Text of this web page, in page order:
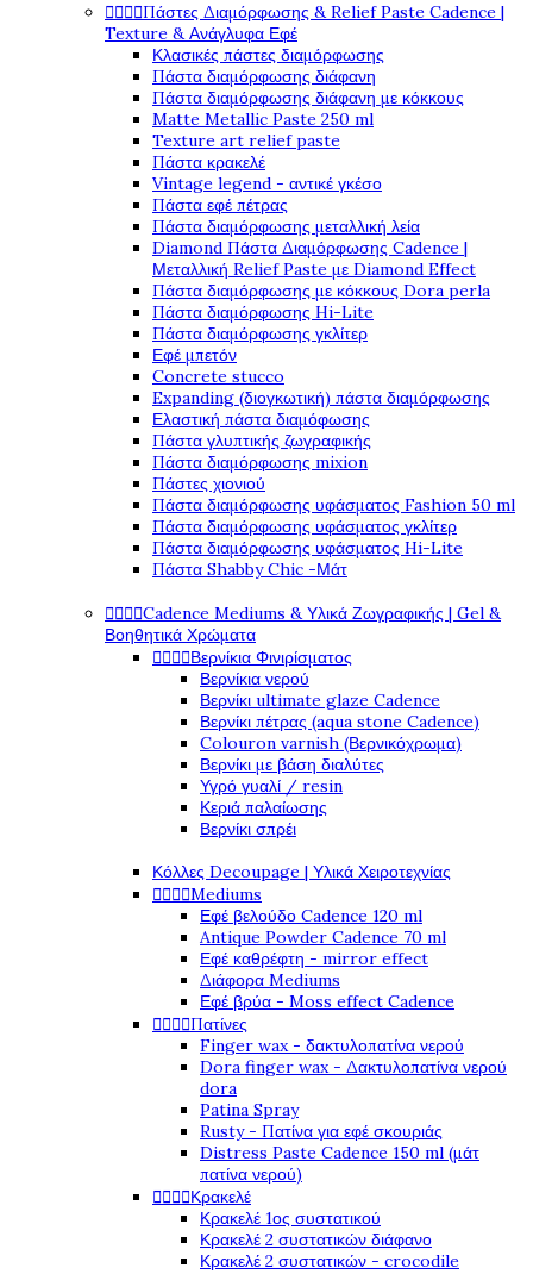
Πάστες Διαμόρφωσης & Relief Paste Cadence |
Texture & Ανάγλυφα Εφέ
Κλασικές πάστες διαμόρφωσης
Πάστα διαμόρφωσης διάφανη
Πάστα διαμόρφωσης διάφανη με κόκκους
Matte Metallic Paste 250 ml
Texture art relief paste
Πάστα κρακελέ
Vintage legend - αντικέ γκέσο
Πάστα εφέ πέτρας
Πάστα διαμόρφωσης μεταλλική λεία
Diamond Πάστα Διαμόρφωσης Cadence |
Μεταλλική Relief Paste με Diamond Effect
Πάστα διαμόρφωσης με κόκκους Dora perla
Πάστα διαμόρφωσης Hi-Lite
Πάστα διαμόρφωσης γκλίτερ
Εφέ μπετόν
Concrete stucco
Expanding (διογκωτική) πάστα διαμόρφωσης
Ελαστική πάστα διαμόφωσης
Πάστα γλυπτικής ζωγραφικής
Πάστα διαμόρφωσης mixion
Πάστες χιονιού
Πάστα διαμόρφωσης υφάσματος Fashion 50 ml
Πάστα διαμόρφωσης υφάσματος γκλίτερ
Πάστα διαμόρφωσης υφάσματος Hi-Lite
Πάστα Shabby Chic -Μάτ
Cadence Mediums & Υλικά Ζωγραφικής | Gel &
Βοηθητικά Χρώματα
Βερνίκια Φινιρίσματος
Βερνίκια νερού
Βερνίκι ultimate glaze Cadence
Βερνίκι πέτρας (aqua stone Cadence)
Colouron varnish (Βερνικόχρωμα)
Βερνίκι με βάση διαλύτες
Υγρό γυαλί / resin
Κεριά παλαίωσης
Βερνίκι σπρέι
Κόλλες Decoupage | Υλικά Χειροτεχνίας
Mediums
Εφέ βελούδο Cadence 120 ml
Antique Powder Cadence 70 ml
Εφέ καθρέφτη - mirror effect
Διάφορα Mediums
Εφέ βρύα - Moss effect Cadence
Πατίνες
Finger wax - δακτυλοπατίνα νερού
Dora finger wax - Δακτυλοπατίνα νερού
dora
Patina Spray
Rusty - Πατίνα για εφέ σκουριάς
Distress Paste Cadence 150 ml (μάτ
πατίνα νερού)
Κρακελέ
Κρακελέ 1ος συστατικού
Κρακελέ 2 συστατικών διάφανο
Κρακελέ 2 συστατικών - crocodile